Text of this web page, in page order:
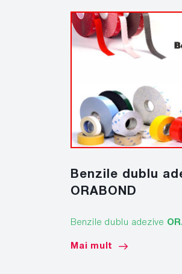
Benzile dublu
ORABOND
Benzile dublu adezive
Mai mult